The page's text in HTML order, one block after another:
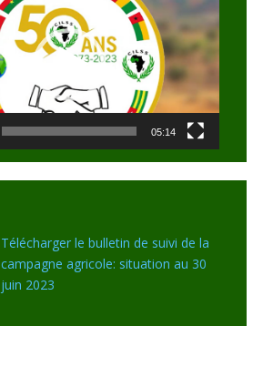
05:14
Télécharger le bulletin de suivi de la
campagne agricole: situation au 30
juin 2023